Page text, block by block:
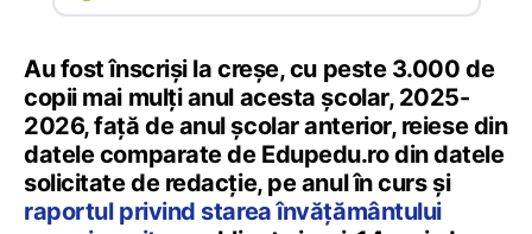
Au fost înscriși la creșe, cu peste 3.000 de
copii mai mulți anul acesta școlar, 2025-
2026, față de anul școlar anterior, reiese din
datele comparate de Edupedu.ro din datele
solicitate de redacție, pe anul în curs și
raportul privind starea învățământului